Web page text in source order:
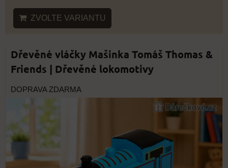
ZVOLTE VARIANTU
Dřevěné vláčky Mašinka Tomáš Thomas &
Friends | Dřevěné lokomotivy
DOPRAVA ZDARMA